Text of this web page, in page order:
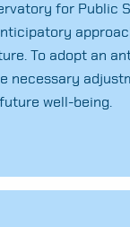
for Public
To adopt an
well-being.